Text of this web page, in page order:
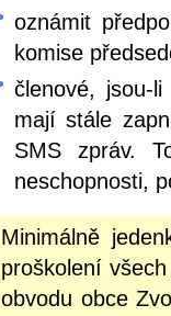
oznámit
komise
členové, jsou-
mají stále
SMS zpráv.
neschopnosti,
Minimálně
proškolení
obvodu obce